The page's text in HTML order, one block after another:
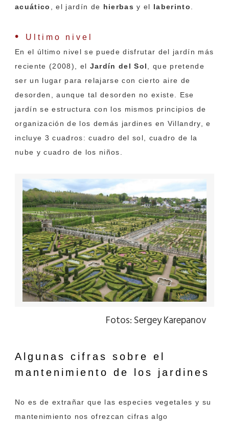
acuático
, el jardín de hierbasy el laberinto
• Ultimo nivel
En el último nivel se puede disfrutar del jardín más
reciente (2008), el Jardín del Sol
, que pretende
ser un lugar para relajarse con cierto aire de
desorden, aunque tal desorden no existe. Ese
jardín se estructura con los mismos principios de
organización de los demás jardines en Villandry, e
incluye 3 cuadros: cuadro del sol, cuadro de la
nube y cuadro de los niños.
Fotos: Sergey Karepanov
Algunas cifras sobre el
mantenimiento de los jardines
No es de extrañar que las especies vegetales y su
mantenimiento nos ofrezcan cifras algo